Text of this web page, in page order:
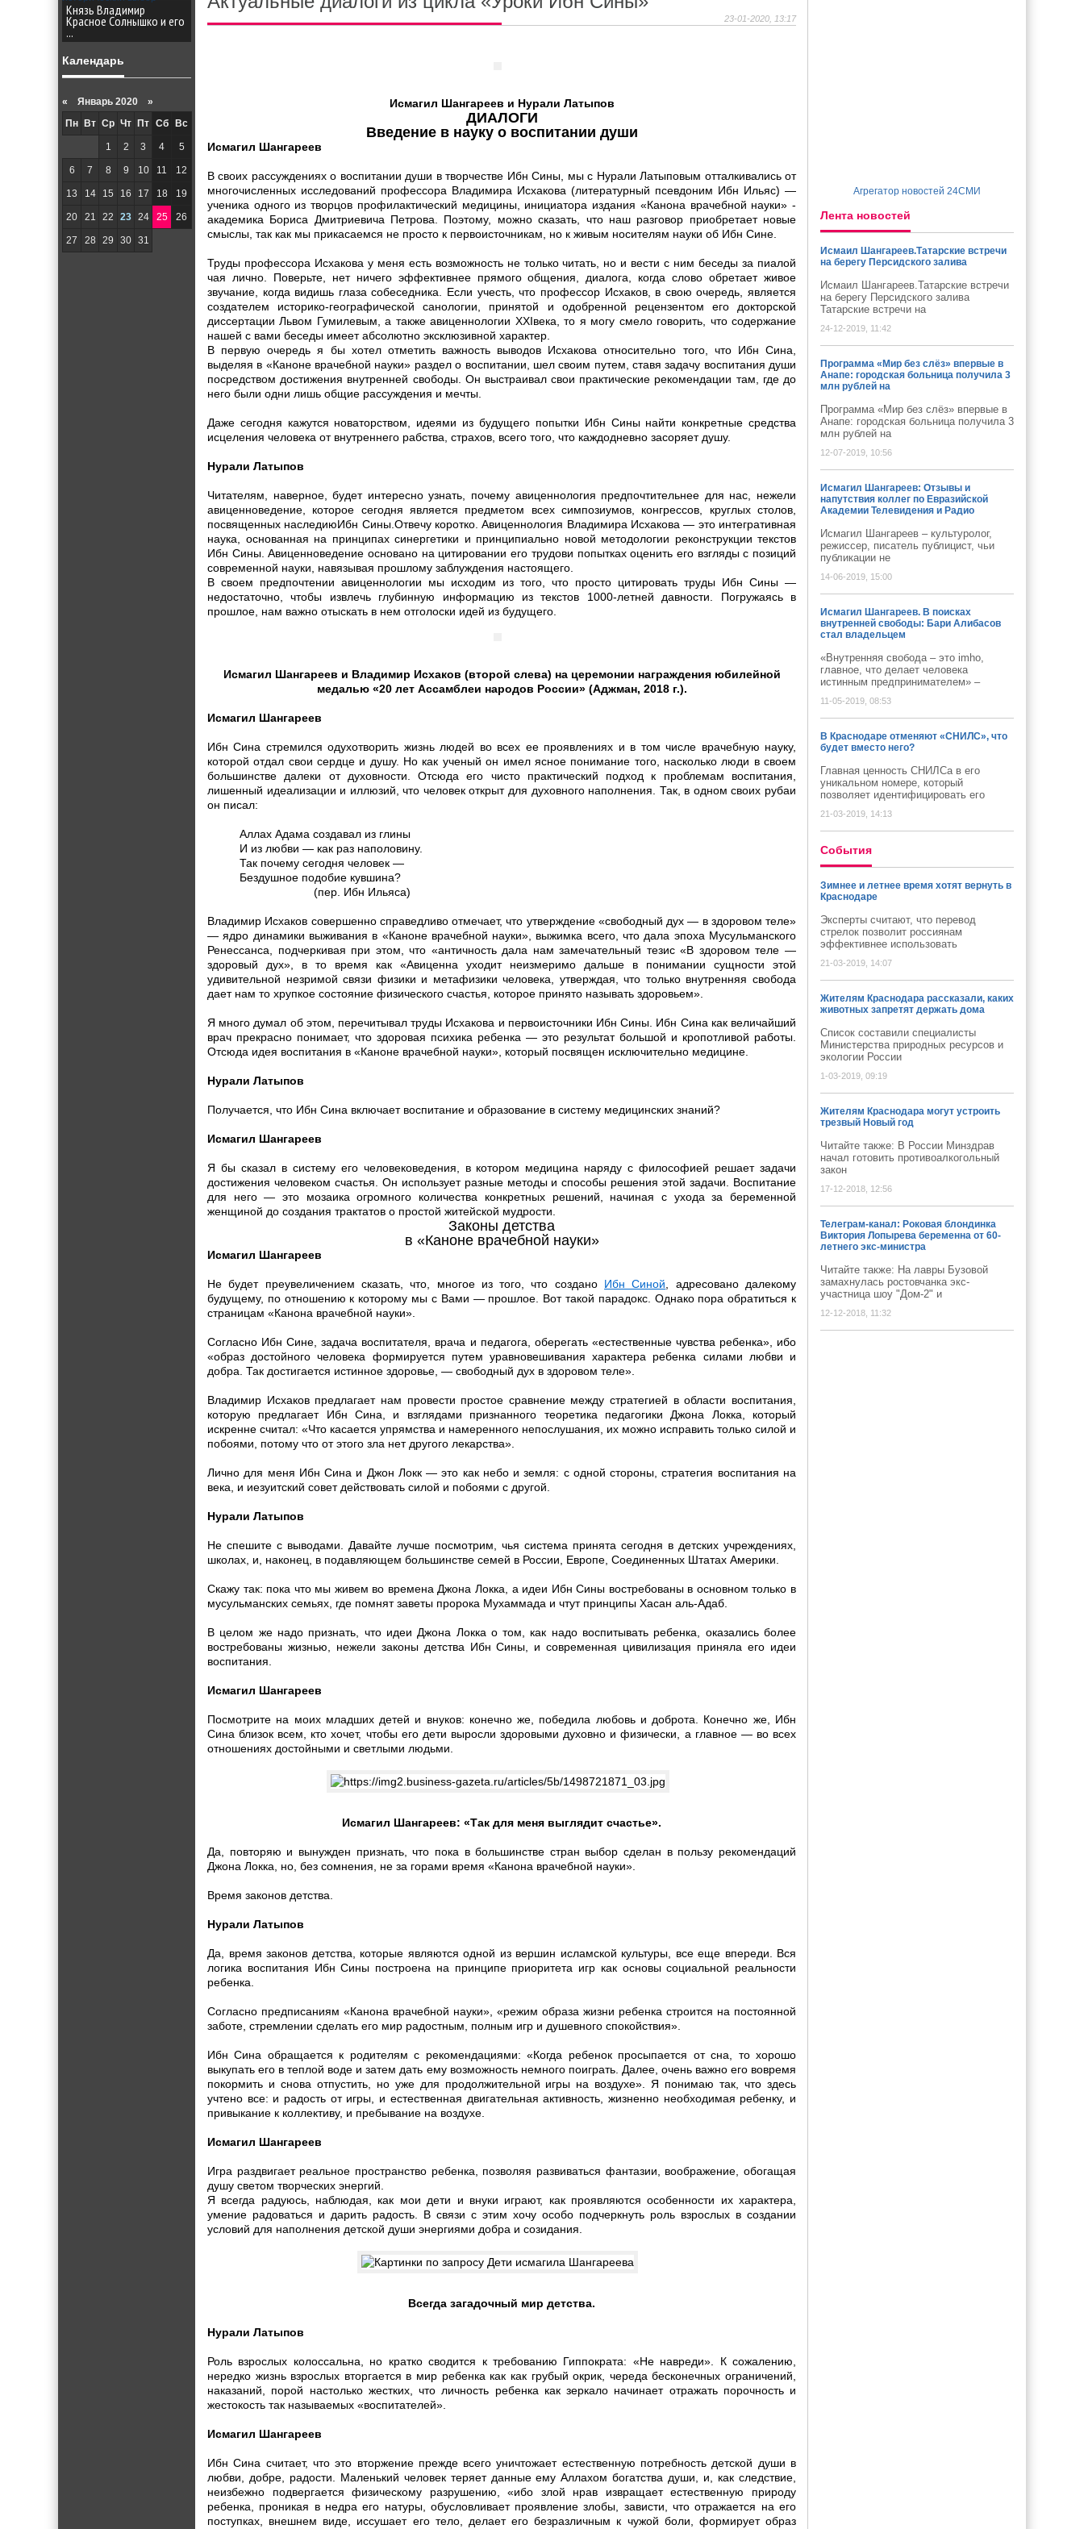
23-01-2020, 13:17
Исмагил Шангареев и Нурали Латыпов
ДИАЛОГИ
Введение в науку о воспитании души
Исмагил Шангареев
В своих рассуждениях о воспитании души в творчестве Ибн Сины, мы с Нурали Латыповым отталкивались от
многочисленных исследований профессора Владимира Исхакова (литературный псевдоним Ибн Ильяс) —
ученика одного из творцов профилактический медицины, инициатора издания «Канона врачебной науки» -
академика Бориса Дмитриевича Петрова. Поэтому, можно сказать, что наш разговор приобретает новые
смыслы, так как мы прикасаемся не просто к первоисточникам, но к живым носителям науки об Ибн Сине.
Труды профессора Исхакова у меня есть возможность не только читать, но и вести с ним беседы за пиалой
чая лично. Поверьте, нет ничего эффективнее прямого общения, диалога, когда слово обретает живое
звучание, когда видишь глаза собеседника. Если учесть, что профессор Исхаков, в свою очередь, является
создателем историко-географической санологии, принятой и одобренной рецензентом его докторской
диссертации Львом Гумилевым, а также авиценнологии ХХIвека, то я могу смело говорить, что содержание
нашей с вами беседы имеет абсолютно эксклюзивной характер.
В первую очередь я бы хотел отметить важность выводов Исхакова относительно того, что Ибн Сина,
выделяя в «Каноне врачебной науки» раздел о воспитании, шел своим путем, ставя задачу воспитания души
посредством достижения внутренней свободы. Он выстраивал свои практические рекомендации там, где до
него были одни лишь общие рассуждения и мечты.
Даже сегодня кажутся новаторством, идеями из будущего попытки Ибн Сины найти конкретные средства
исцеления человека от внутреннего рабства, страхов, всего того, что каждодневно засоряет душу.
Нурали Латыпов
Читателям, наверное, будет интересно узнать, почему авиценнология предпочтительнее для нас, нежели
авиценноведение, которое сегодня является предметом всех симпозиумов, конгрессов, круглых столов,
посвященных наследиюИбн Сины.Отвечу коротко. Авиценнология Владимира Исхакова — это интегративная
наука, основанная на принципах синергетики и принципиально новой методологии реконструкции текстов
Ибн Сины. Авиценноведение основано на цитировании его трудови попытках оценить его взгляды с позиций
современной науки, навязывая прошлому заблуждения настоящего.
В своем предпочтении авиценнологии мы исходим из того, что просто цитировать труды Ибн Сины —
недостаточно, чтобы извлечь глубинную информацию из текстов 1000-летней давности. Погружаясь в
прошлое, нам важно отыскать в нем отголоски идей из будущего.
Исмагил Шангареев и Владимир Исхаков (второй слева) на церемонии награждения юбилейной
медалью «20 лет Ассамблеи народов России» (Аджман, 2018 г.).
Исмагил Шангареев
Ибн Сина стремился одухотворить жизнь людей во всех ее проявлениях и в том числе врачебную науку,
которой отдал свои сердце и душу. Но как ученый он имел ясное понимание того, насколько люди в своем
большинстве далеки от духовности. Отсюда его чисто практический подход к проблемам воспитания,
лишенный идеализации и иллюзий, что человек открыт для духовного наполнения. Так, в одном своих рубаи
он писал:
Аллах Адама создавал из глины
И из любви — как раз наполовину.
Так почему сегодня человек —
Бездушное подобие кувшина?
(пер. Ибн Ильяса)
Владимир Исхаков совершенно справедливо отмечает, что утверждение «свободный дух — в здоровом теле»
— ядро динамики выживания в «Каноне врачебной науки», выжимка всего, что дала эпоха Мусульманского
Ренессанса, подчеркивая при этом, что «античность дала нам замечательный тезис «В здоровом теле —
здоровый дух», в то время как «Авиценна уходит неизмеримо дальше в понимании сущности этой
удивительной незримой связи физики и метафизики человека, утверждая, что только внутренняя свобода
дает нам то хрупкое состояние физического счастья, которое принято называть здоровьем».
Я много думал об этом, перечитывал труды Исхакова и первоисточники Ибн Сины. Ибн Сина как величайший
врач прекрасно понимает, что здоровая психика ребенка — это результат большой и кропотливой работы.
Отсюда идея воспитания в «Каноне врачебной науки», который посвящен исключительно медицине.
Нурали Латыпов
Получается, что Ибн Сина включает воспитание и образование в систему медицинских знаний?
Исмагил Шангареев
Я бы сказал в систему его человековедения, в котором медицина наряду с философией решает задачи
достижения человеком счастья. Он использует разные методы и способы решения этой задачи. Воспитание
для него — это мозаика огромного количества конкретных решений, начиная с ухода за беременной
женщиной до создания трактатов о простой житейской мудрости.
Законы детства
в «Каноне врачебной науки»
Исмагил Шангареев
Не будет преувеличением сказать, что, многое из того, что создано Ибн Синой , адресовано далекому
будущему, по отношению к которому мы с Вами — прошлое. Вот такой парадокс. Однако пора обратиться к
страницам «Канона врачебной науки».
Согласно Ибн Сине, задача воспитателя, врача и педагога, оберегать «естественные чувства ребенка», ибо
«образ достойного человека формируется путем уравновешивания характера ребенка силами любви и
добра. Так достигается истинное здоровье, — свободный дух в здоровом теле».
Владимир Исхаков предлагает нам провести простое сравнение между стратегией в области воспитания,
которую предлагает Ибн Сина, и взглядами признанного теоретика педагогики Джона Локка, который
искренне считал: «Что касается упрямства и намеренного непослушания, их можно исправить только силой и
побоями, потому что от этого зла нет другого лекарства».
Лично для меня Ибн Сина и Джон Локк — это как небо и земля: с одной стороны, стратегия воспитания на
века, и иезуитский совет действовать силой и побоями с другой.
Нурали Латыпов
Не спешите с выводами. Давайте лучше посмотрим, чья система принята сегодня в детских учреждениях,
школах, и, наконец, в подавляющем большинстве семей в России, Европе, Соединенных Штатах Америки.
Скажу так: пока что мы живем во времена Джона Локка, а идеи Ибн Сины востребованы в основном только в
мусульманских семьях, где помнят заветы пророка Мухаммада и чтут принципы Хасан аль-Адаб.
В целом же надо признать, что идеи Джона Локка о том, как надо воспитывать ребенка, оказались более
востребованы жизнью, нежели законы детства Ибн Сины, и современная цивилизация приняла его идеи
воспитания.
Исмагил Шангареев
Посмотрите на моих младших детей и внуков: конечно же, победила любовь и доброта. Конечно же, Ибн
Сина близок всем, кто хочет, чтобы его дети выросли здоровыми духовно и физически, а главное — во всех
отношениях достойными и светлыми людьми.
Исмагил Шангареев: «Так для меня выглядит счастье».
Да, повторяю и вынужден признать, что пока в большинстве стран выбор сделан в пользу рекомендаций
Джона Локка, но, без сомнения, не за горами время «Канона врачебной науки».
Время законов детства.
Нурали Латыпов
Да, время законов детства, которые являются одной из вершин исламской культуры, все еще впереди. Вся
логика воспитания Ибн Сины построена на принципе приоритета игр как основы социальной реальности
ребенка.
Согласно предписаниям «Канона врачебной науки», «режим образа жизни ребенка строится на постоянной
заботе, стремлении сделать его мир радостным, полным игр и душевного спокойствия».
Ибн Сина обращается к родителям с рекомендациями: «Когда ребенок просыпается от сна, то хорошо
выкупать его в теплой воде и затем дать ему возможность немного поиграть. Далее, очень важно его вовремя
покормить и снова отпустить, но уже для продолжительной игры на воздухе». Я понимаю так, что здесь
учтено все: и радость от игры, и естественная двигательная активность, жизненно необходимая ребенку, и
привыкание к коллективу, и пребывание на воздухе.
Исмагил Шангареев
Игра раздвигает реальное пространство ребенка, позволяя развиваться фантазии, воображение, обогащая
душу светом творческих энергий.
Я всегда радуюсь, наблюдая, как мои дети и внуки играют, как проявляются особенности их характера,
умение радоваться и дарить радость. В связи с этим хочу особо подчеркнуть роль взрослых в создании
условий для наполнения детской души энергиями добра и созидания.
Всегда загадочный мир детства.
Нурали Латыпов
Роль взрослых колоссальна, но кратко сводится к требованию Гиппократа: «Не навреди». К сожалению,
нередко жизнь взрослых вторгается в мир ребенка как как грубый окрик, череда бесконечных ограничений,
наказаний, порой настолько жестких, что личность ребенка как зеркало начинает отражать порочность и
жестокость так называемых «воспитателей».
Исмагил Шангареев
Ибн Сина считает, что это вторжение прежде всего уничтожает естественную потребность детской души в
любви, добре, радости. Маленький человек теряет данные ему Аллахом богатства души, и, как следствие,
неизбежно подвергается физическому разрушению, «ибо злой нрав извращает естественную природу
ребенка, проникая в недра его натуры, обусловливает проявление злобы, зависти, что отражается на его
поступках, внешнем виде, иссушает его тело, делает его безразличным к чужой боли, формирует образ
Князь Владимир
Красное Солнышко и его
...
Календарь
« Январь 2020 »
Пн
Вт Ср Чт Пт Сб Вс
1 2 3 4 5
6 7 8 9 10 11 12
13 14 15 16 17 18 19
20 21 22 23 24 25 26
27 28 29 30 31
Агрегатор новостей 24СМИ
Лента новостей
Исмаил Шангареев.Татарские встречи
на берегу Персидского залива
Исмаил Шангареев.Татарские встречи
на берегу Персидского залива
Татарские встречи на
24-12-2019, 11:42
Программа «Мир без слёз» впервые в
Анапе: городская больница получила 3
млн рублей на
Программа «Мир без слёз» впервые в
Анапе: городская больница получила 3
млн рублей на
12-07-2019, 10:56
Исмагил Шангареев: Отзывы и
напутствия коллег по Евразийской
Академии Телевидения и Радио
Исмагил Шангареев – культуролог,
режиссер, писатель публицист, чьи
публикации не
14-06-2019, 15:00
Исмагил Шангареев. В поисках
внутренней свободы: Бари Алибасов
стал владельцем
«Внутренняя свобода – это imho,
главное, что делает человека
истинным предпринимателем» –
11-05-2019, 08:53
В Краснодаре отменяют «СНИЛС», что
будет вместо него?
Главная ценность СНИЛСа в его
уникальном номере, который
позволяет идентифицировать его
21-03-2019, 14:13
Cобытия
Зимнее и летнее время хотят вернуть в
Краснодаре
Эксперты считают, что перевод
стрелок позволит россиянам
эффективнее использовать
21-03-2019, 14:07
Жителям Краснодара рассказали, каких
животных запретят держать дома
Список составили специалисты
Министерства природных ресурсов и
экологии России
1-03-2019, 09:19
Жителям Краснодара могут устроить
трезвый Новый год
Читайте также: В России Минздрав
начал готовить противоалкогольный
закон
17-12-2018, 12:56
Телеграм-канал: Роковая блондинка
Виктория Лопырева беременна от 60-
летнего экс-министра
Читайте также: На лавры Бузовой
замахнулась ростовчанка экс-
участница шоу "Дом-2" и
12-12-2018, 11:32